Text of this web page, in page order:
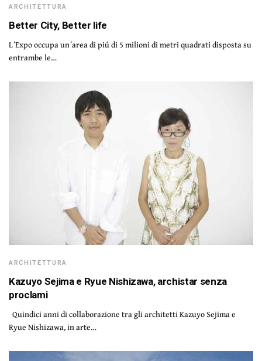
ARCHITETTURA
Better City, Better life
L´Expo occupa un´area di piú di 5 milioni di metri quadrati disposta su
entrambe le…
ARCHITETTURA
Kazuyo Sejima e Ryue Nishizawa, archistar senza
proclami
Quindici anni di collaborazione tra gli architetti Kazuyo Sejima e
Ryue Nishizawa, in arte…